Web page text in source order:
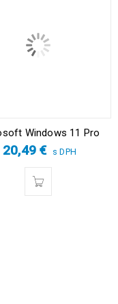
Windows 11 Pro
20,49€ s DPH